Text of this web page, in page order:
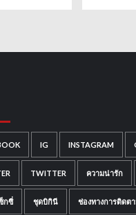
IG INSTAGRAM
TWITTER ความน่ารัก
กซี่ ชุดบิกินี ช่องทางการติดต